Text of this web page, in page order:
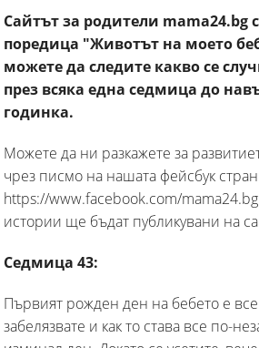
Сайтът за родители mama24.bg
поредица "Животът на моето
можете да следите какво се
през всяка една седмица до
годинка.
Можете да ни разкажете за
чрез писмо на нашата фейсбук
https://www.facebook.com/
истории ще бъдат публикувани на
Седмица 43:
Първият рожден ден на бебето е
забелязвате и как то става все по-